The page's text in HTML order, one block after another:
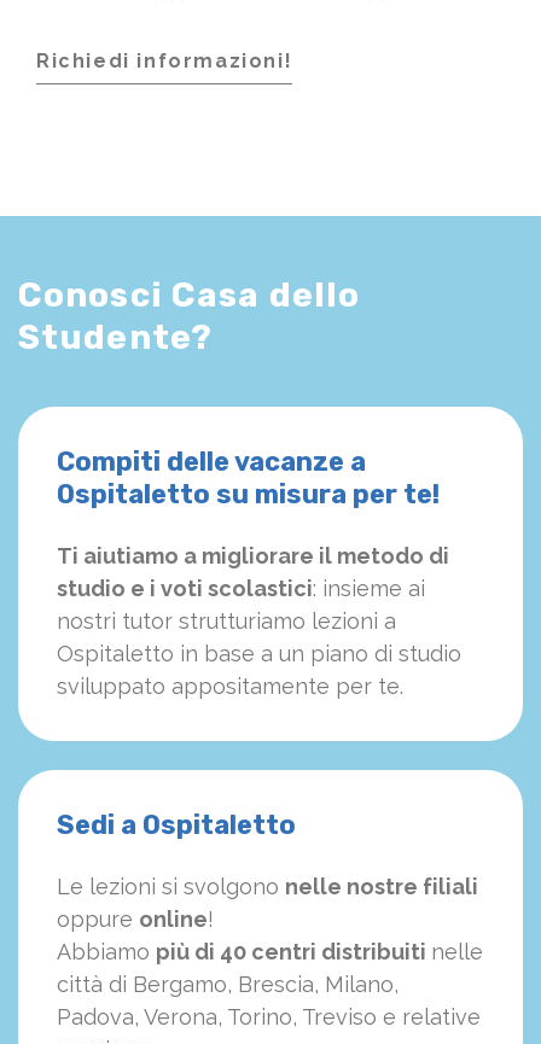
Richiedi informazioni!
Conosci Casa dello
Studente?
Compiti delle vacanze a
Ospitaletto su misura per te!
Ti aiutiamo a migliorare il metodo di
studio e i voti scolastici: insieme ai
nostri tutor strutturiamo lezioni a
Ospitaletto in base a un piano di studio
sviluppato appositamente per te.
Sedi a Ospitaletto
Le lezioni si svolgono nelle nostre filiali
oppure online!
Abbiamo più di 40 centri distribuiti nelle
città di Bergamo, Brescia, Milano,
Padova, Verona, Torino, Treviso e relative